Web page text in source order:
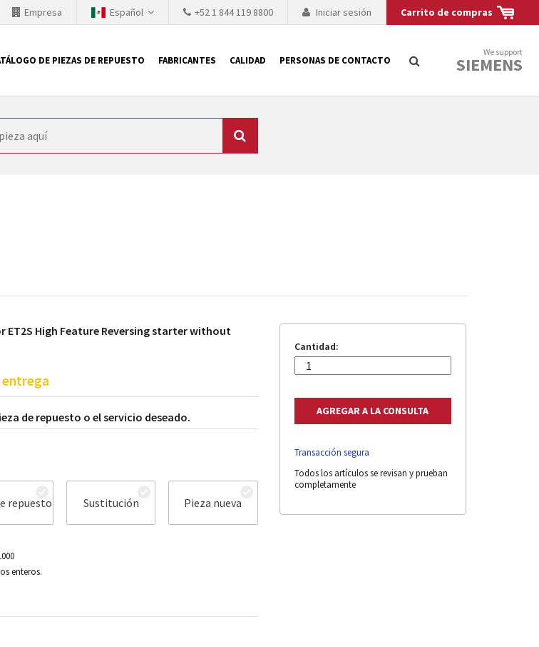
Carrito de compras
Iniciar sesión
+52 1 844 119 8800
Español
Empresa
DE PIEZAS DE REPUESTO FABRICANTES CALIDAD PERSONAS DE CONTACTO
We support
SIEMENS
ET2S High Feature Reversing starter without
entrega
de repuesto o el servicio deseado.
repuesto Sustitución Pieza nueva
enteros.
Cantidad:
Transacción segura
Todos los artículos se revisan y prueban
completamente